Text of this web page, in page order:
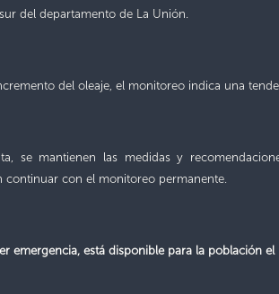
del departamento de La Unión.
del oleaje, el monitoreo indica una
se mantienen las medidas y
con el monitoreo permanente.
emergencia, está disponible para la población